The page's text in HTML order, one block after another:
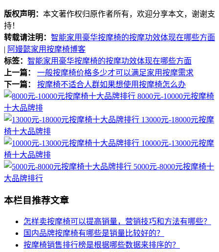
版权声明： 本文著作权归原作者所有，欢迎分享本文，谢谢支
持！
转载请注明： 智能家用豪华按摩椅的按摩功效体现在哪些方面
| 阿嫚懿家用按摩椅博客
标签： 智能家用豪华按摩椅的按摩功效体现在哪些方面
上一篇：
一般按摩椅价格多少才可以满足家用按摩需求
下一篇：
按摩椅不适合人群如果想使用按摩椅怎么办
8000元-10000元按摩椅
十大品牌排
13000元-18000元按摩
椅十大品牌排
10000元-13000元按摩
椅十大品牌排
5000元-8000元按摩椅十
大品牌排行
本栏目推荐文章
怎样卖按摩椅可以提高销量，营销技巧和方法有哪些？
国内品牌按摩椅有哪些是销量比较好的？
按摩椅销售排行榜是根据哪些数据来排序的？